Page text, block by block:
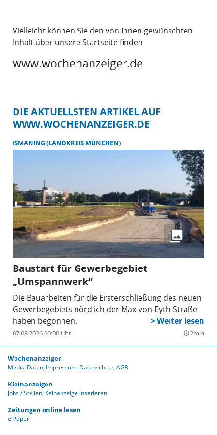
Vielleicht können Sie den von Ihnen gewünschten
Inhalt über unsere Startseite finden
www.wochenanzeiger.de
DIE AKTUELLSTEN ARTIKEL AUF
WWW.WOCHENANZEIGER.DE
ISMANING (LANDKREIS MÜNCHEN)
Baustart für Gewerbegebiet
„Umspannwerk“
Die Bauarbeiten für die Ersterschließung des neuen
Gewerbegebiets nördlich der Max-von-Eyth-Straße
haben begonnen.
07.08.2026 00:00 Uhr query_builder2min
Wochenanzeiger
Media-Daten Impressum Datenschutz AGB
Kleinanzeigen
Jobs / Stellen Keinanzeige inserieren
Zeitungen online lesen
e-Paper